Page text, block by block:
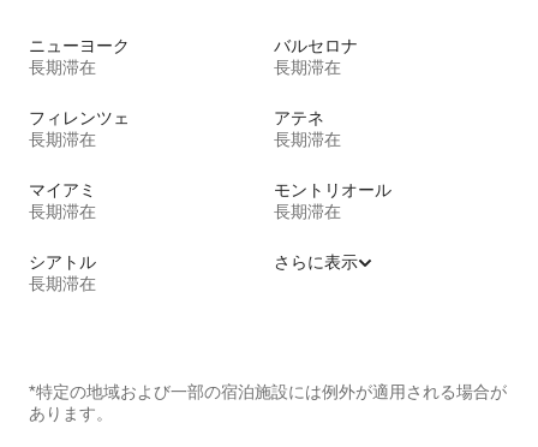
ニューヨーク
長期滞在
バルセロナ
長期滞在
フィレンツェ
長期滞在
アテネ
長期滞在
マイアミ
長期滞在
モントリオール
長期滞在
シアトル
長期滞在
さらに表示
*特定の地域および一部の宿泊施設には例外が適用される場合が
あります。